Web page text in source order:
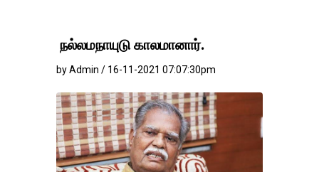
நல்லமநாயுடு காலமானார்.
by Admin / 16-11-2021 07:07:30pm